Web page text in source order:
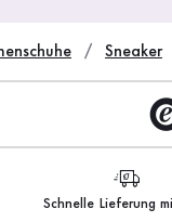
Sneaker
Schnelle Lieferung